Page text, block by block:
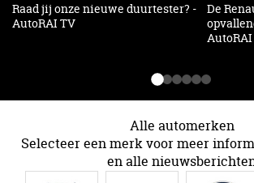
Raad jij onze nieuwe duurtester? -
AutoRAI TV
De
Alle automerken
Selecteer een merk voor meer
en alle